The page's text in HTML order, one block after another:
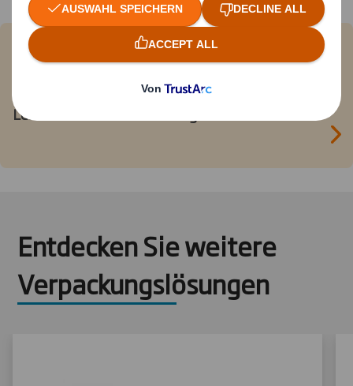
DS Smith und Solarenn: eine
kunststofffreie Partnerschaft
Lesen Sie hier den vollständigen Artikel.
Entdecken Sie weitere
Verpackungslösungen